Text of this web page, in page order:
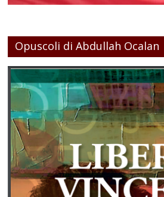
Opuscoli di Abdullah Ocalan